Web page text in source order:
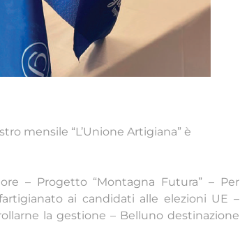
mensile “L’Unione Artigiana” è
– Progetto “Montagna Futura” – Per
ai candidati alle elezioni UE –
la gestione – Belluno destinazione